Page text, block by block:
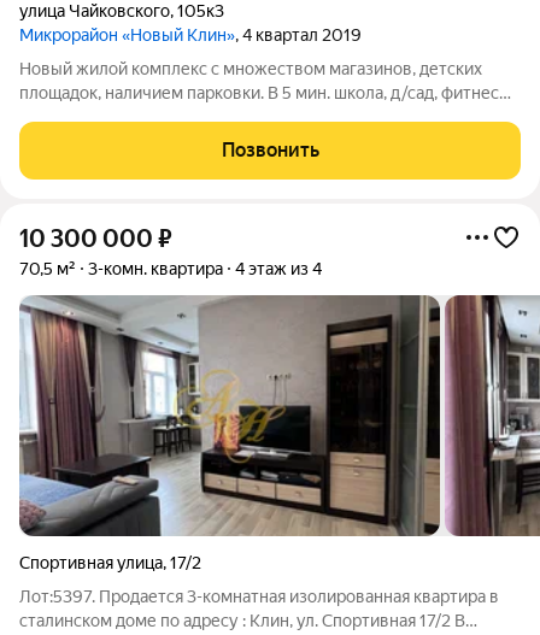
улица Чайковского,105к3
Микрорайон «Новый Клин», 4 квартал 2019
Новый жилой комплекс с множеством магазинов, детских
площадок, наличием парковки. В 5 мин. школа, д/сад, фитнес
Отличная квартира для семьи с детьми. Описание: Дом 2019
года постройки. ЖК
Позвонить
10 300 000 ₽
70,5 м² 3-комн. квартира 4 этаж из 4
Спортивная улица,17/2
Лот:5397. Продается 3-комнатная изолированная квартира в
сталинском доме по адресу : Клин, ул. Спортивная 17/2 В